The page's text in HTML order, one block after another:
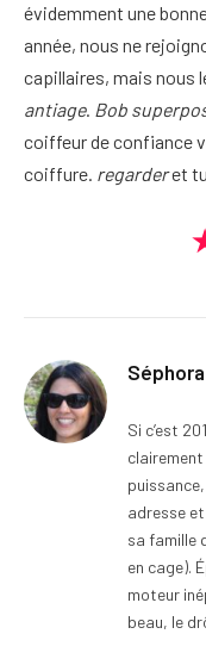
évidemment une
année, nous ne
capillaires, mais nous
antiage. Bob
coiffeur de confiance
coiffure. regarderet
Si c’est
adresse
sa famille
en cage).
moteur
beau, le